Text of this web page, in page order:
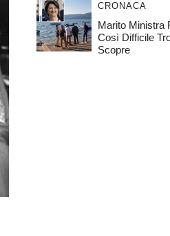
CRONACA
Marito Ministra
Così Difficile
Scopre